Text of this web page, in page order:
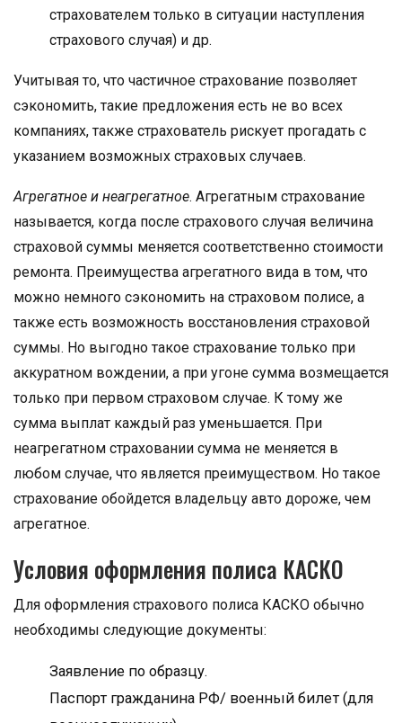
страхователем только в ситуации наступления
страхового случая) и др.
Учитывая то, что частичное страхование позволяет
сэкономить, такие предложения есть не во всех
компаниях, также страхователь рискует прогадать с
указанием возможных страховых случаев.
Агрегатное и неагрегатное. Агрегатным страхование
называется, когда после страхового случая величина
страховой суммы меняется соответственно стоимости
ремонта. Преимущества агрегатного вида в том, что
можно немного сэкономить на страховом полисе, а
также есть возможность восстановления страховой
суммы. Но выгодно такое страхование только при
аккуратном вождении, а при угоне сумма возмещается
только при первом страховом случае. К тому же
сумма выплат каждый раз уменьшается. При
неагрегатном страховании сумма не меняется в
любом случае, что является преимуществом. Но такое
страхование обойдется владельцу авто дороже, чем
агрегатное.
Условия оформления полиса КАСКО
Для оформления страхового полиса КАСКО обычно
необходимы следующие документы:
Заявление по образцу.
Паспорт гражданина РФ/ военный билет (для